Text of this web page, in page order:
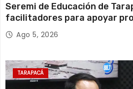
Seremi de Educación de
facilitadores para apoyar
Escolar 2027
Ago 5, 2026
TARAPACÁ